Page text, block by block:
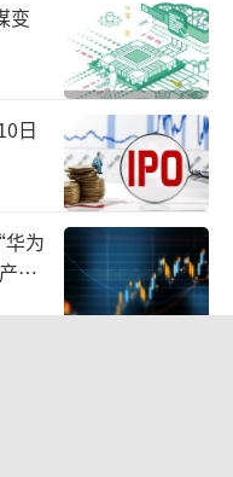
以“休闲户外”为
桑特，填补安踏在
品定价与FILA接
。狼爪的Texapor
业标准，与安踏主
并且，狼爪专注
场景，与始祖鸟
变
日
为
考